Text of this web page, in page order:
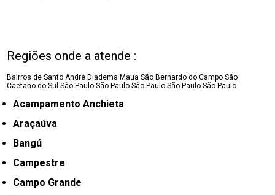
Regiões onde a atende :
Bairros de Santo André Diadema Maua São Bernardo do Campo São
Caetano do SulSão Paulo São Paulo São Paulo São Paulo São Paulo
Acampamento Anchieta
Araçaúva
Bangú
Campestre
Campo Grande